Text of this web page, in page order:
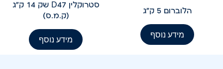
הלוברום 5 ק"ג
מידע נוסף
סטרוקלין D47 שק 14 ק"ג
(ק.מ.ס)
מידע נוסף